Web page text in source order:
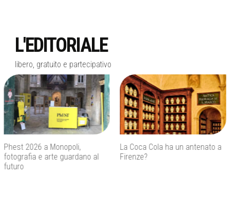
L'EDITORIALE
libero, gratuito e partecipativo
La Coca Cola ha un antenato a
Firenze?
Agenti IA e sicurezza, quando
l’autonomia diventa un rischio